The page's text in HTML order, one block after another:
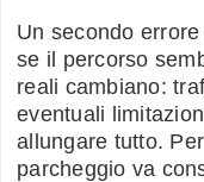
Un secondo
se il percorso
reali cambiano:
eventuali
allungare tutto.
parcheggio va